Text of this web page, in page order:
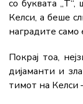
со буквата
Келси, а беше
наградите
Покрај тоа,
дијаманти и
тимот на Келси